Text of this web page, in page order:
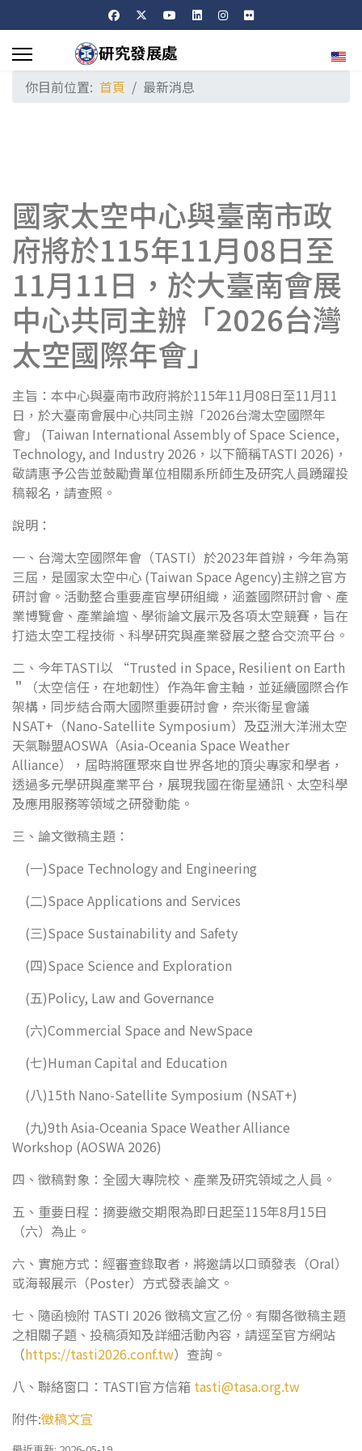
選擇
你目前位置: 首頁 最新消息
國家太空中心與臺南市政
府將於115年11月08日至
11月11日，於大臺南會展
中心共同主辦「2026台灣
太空國際年會」
主旨：本中心與臺南市政府將於115年11月08日至11月11
日，於大臺南會展中心共同主辦「2026台灣太空國際年
會」 (Taiwan International Assembly of Space Science,
Technology, and Industry 2026，以下簡稱TASTI 2026)，
敬請惠予公告並鼓勵貴單位相關系所師生及研究人員踴躍投
稿報名，請查照。
說明：
一、台灣太空國際年會（TASTI）於2023年首辦，今年為第
三屆，是國家太空中心 (Taiwan Space Agency)主辦之官方
研討會。活動整合重要產官學研組織，涵蓋國際研討會、產
業博覽會、產業論壇、學術論文展示及各項太空競賽，旨在
打造太空工程技術、科學研究與產業發展之整合交流平台。
二、今年TASTI以 “Trusted in Space, Resilient on Earth
＂（太空信任，在地韌性）作為年會主軸，並延續國際合作
架構，同步結合兩大國際重要研討會，奈米衛星會議
NSAT+（Nano-Satellite Symposium）及亞洲大洋洲太空
天氣聯盟AOSWA（Asia-Oceania Space Weather
Alliance），屆時將匯聚來自世界各地的頂尖專家和學者，
透過多元學研與產業平台，展現我國在衛星通訊、太空科學
及應用服務等領域之研發動能。
三、論文徵稿主題：
(一)Space Technology and Engineering
(二)Space Applications and Services
(三)Space Sustainability and Safety
(四)Space Science and Exploration
(五)Policy, Law and Governance
(六)Commercial Space and NewSpace
(七)Human Capital and Education
(八)15th Nano-Satellite Symposium (NSAT+)
(九)9th Asia-Oceania Space Weather Alliance
Workshop (AOSWA 2026)
四、徵稿對象：全國大專院校、產業及研究領域之人員。
五、重要日程：摘要繳交期限為即日起至115年8月15日
（六）為止。
六、實施方式：經審查錄取者，將邀請以口頭發表（Oral）
或海報展示（Poster）方式發表論文。
七、隨函檢附 TASTI 2026 徵稿文宣乙份。有關各徵稿主題
之相關子題、投稿須知及詳細活動內容，請逕至官方網站
（https://tasti2026.conf.tw）查詢。
八、聯絡窗口：TASTI官方信箱 tasti@tasa.org.tw
附件:徵稿文宣